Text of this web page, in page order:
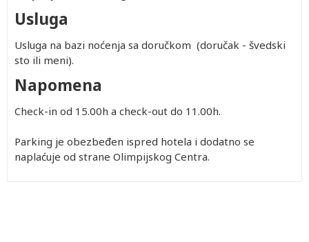
Usluga
Usluga na bazi noćenja sa doručkom (doručak - švedski
sto ili meni).
Napomena
Check-in od 15.00h a check-out do 11.00h.
Parking je obezbeđen ispred hotela i dodatno se
naplaćuje od strane Olimpijskog Centra.